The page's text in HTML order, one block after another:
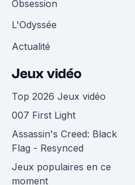
Obsession
L'Odyssée
Actualité
Jeux vidéo
Top 2026 Jeux vidéo
007 First Light
Assassin's Creed: Black
Flag - Resynced
Jeux populaires en ce
moment